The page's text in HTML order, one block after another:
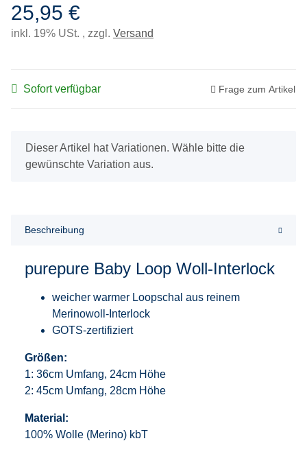
25,95 €
inkl. 19% USt. , zzgl. Versand
Sofort verfügbar Frage zum Artikel
xDieser Artikel hat Variationen. Wähle bitte die
gewünschte Variation aus.
Beschreibung
purepure Baby Loop Woll-Interlock
weicher warmer Loopschal aus reinem
Merinowoll-Interlock
GOTS-zertifiziert
Größen:
1: 36cm Umfang, 24cm Höhe
2: 45cm Umfang, 28cm Höhe
Material:
100% Wolle (Merino) kbT